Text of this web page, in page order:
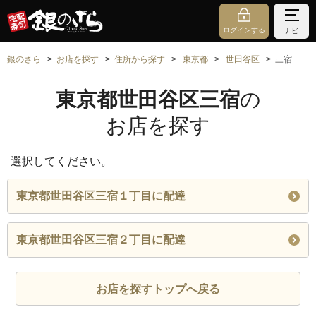
ログインする ナビ
銀のさら お店を探す 住所から探す 東京都 世田谷区 三宿
東京都世田谷区三宿の
お店を探す
選択してください。
東京都世田谷区三宿１丁目に配達
東京都世田谷区三宿２丁目に配達
お店を探すトップへ戻る